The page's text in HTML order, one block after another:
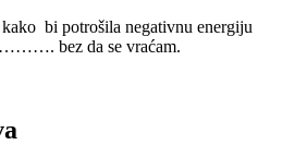
bi potrošila negativnu energiju
bez da se vraćam.